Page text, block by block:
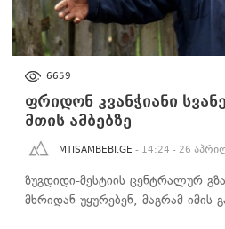
6659
ფრიდონ კვანჭიანი
მთის ამბებზე
MTISAMBEBI.GE - 14:24 - 26
ზუგდიდი-მესტიის ცენტრალურ
მხრიდან უყურებენ, მაგრამ იმის